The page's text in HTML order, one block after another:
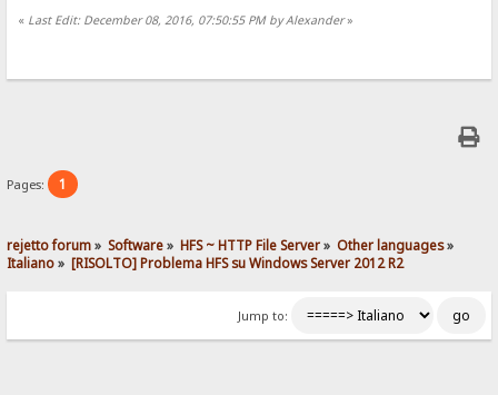
« Last Edit: December 08, 2016, 07:50:55 PM by Alexander»
Pages: 1
rejetto forum» Software» HFS ~ HTTP File Server» Other languages»
Italiano» [RISOLTO] Problema HFS su Windows Server 2012 R2
Jump to: